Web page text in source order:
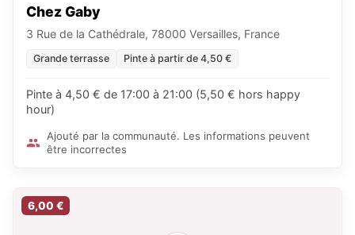
Chez Gaby
3 Rue de la Cathédrale, 78000 Versailles, France
Grande terrasse Pinte à partir de 4,50 €
Pinte à 4,50 € de 17:00 à 21:00 (5,50 € hors happy
hour)
Ajouté par la communauté. Les informations peuvent
être incorrectes
6,00 €